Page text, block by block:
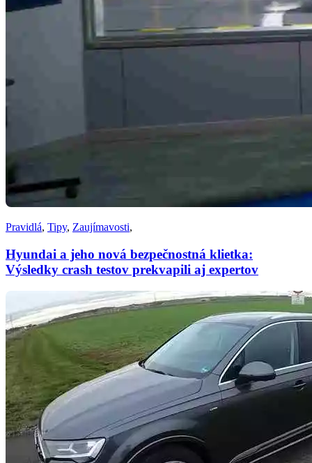
Pravidlá, Tipy, Zaujímavosti,
Hyundai a jeho nová bezpečnostná klietka:
Výsledky crash testov prekvapili aj expertov